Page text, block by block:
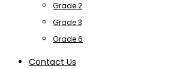
Grade 2
Grade 3
Grade 6
Contact Us